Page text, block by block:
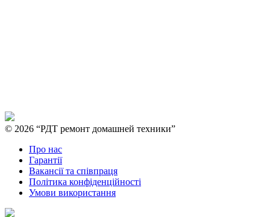
© 2026 “РДТ ремонт домашней техники”
Про нас
Гарантії
Вакансії та співпраця
Політика конфіденційності
Умови використання